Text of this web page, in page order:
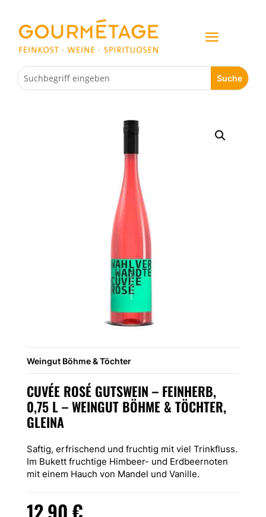
Weingut Böhme & Töchter
CUVÉE ROSÉ GUTSWEIN – FEINHERB,
0,75 L – WEINGUT BÖHME & TÖCHTER,
GLEINA
Saftig, erfrischend und fruchtig mit viel Trinkfluss.
Im Bukett fruchtige Himbeer- und Erdbeernoten
mit einem Hauch von Mandel und Vanille.
12,90€